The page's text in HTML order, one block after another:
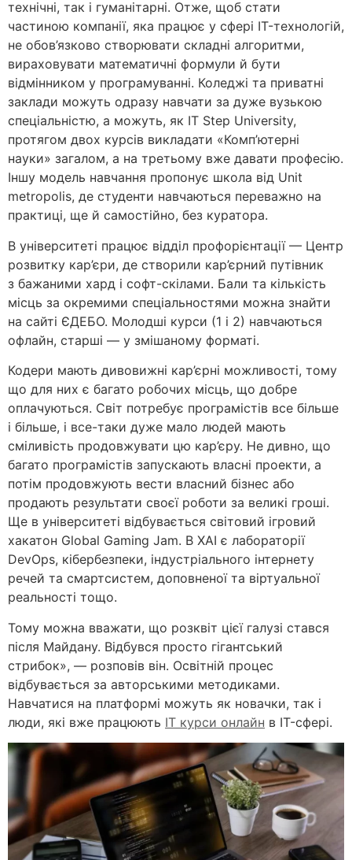
технічні, так і гуманітарні. Отже, щоб стати
частиною компанії, яка працює у сфері IT-технологій,
не обов’язково створювати складні алгоритми,
вираховувати математичні формули й бути
відмінником у програмуванні. Коледжі та приватні
заклади можуть одразу навчати за дуже вузькою
спеціальністю, а можуть, як IT Step University,
протягом двох курсів викладати «Комп’ютерні
науки» загалом, а на третьому вже давати професію.
Іншу модель навчання пропонує школа від Unit
metropolis, де студенти навчаються переважно на
практиці, ще й самостійно, без куратора.
В університеті працює відділ профорієнтації — Центр
розвитку кар’єри, де створили кар’єрний путівник
з бажаними хард і софт-скілами. Бали та кількість
місць за окремими спеціальностями можна знайти
на сайті ЄДЕБО. Молодші курси (1 і 2) навчаються
офлайн, старші — у змішаному форматі.
Кодери мають дивовижні кар’єрні можливості, тому
що для них є багато робочих місць, що добре
оплачуються. Світ потребує програмістів все більше
і більше, і все-таки дуже мало людей мають
сміливість продовжувати цю кар’єру. Не дивно, що
багато програмістів запускають власні проекти, а
потім продовжують вести власний бізнес або
продають результати своєї роботи за великі гроші.
Ще в університеті відбувається світовий ігровий
хакатон Global Gaming Jam. В ХАІ є лабораторії
DevOps, кібербезпеки, індустріального інтернету
речей та смартсистем, доповненої та віртуальної
реальності тощо.
Тому можна вважати, що розквіт цієї галузі стався
після Майдану. Відбувся просто гігантський
стрибок», — розповів він. Освітній процес
відбувається за авторськими методиками.
Навчатися на платформі можуть як новачки, так і
люди, які вже працюють IT курси онлайн в IT-сфері.